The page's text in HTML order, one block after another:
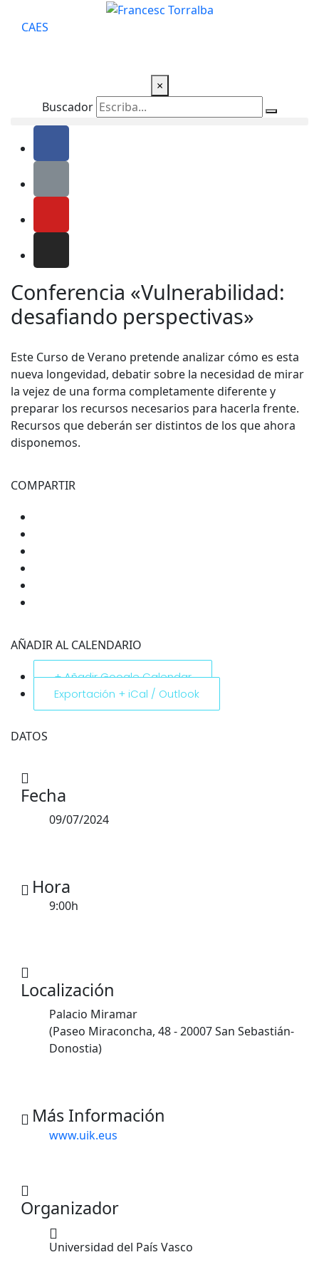
CAES
×
Buscador
Conferencia «Vulnerabilidad:
desafiando perspectivas»
Este Curso de Verano pretende analizar cómo es esta
nueva longevidad, debatir sobre la necesidad de mirar
la vejez de una forma completamente diferente y
preparar los recursos necesarios para hacerla frente.
Recursos que deberán ser distintos de los que ahora
disponemos.
COMPARTIR
AÑADIR AL CALENDARIO
+ Añadir Google Calendar
Exportación + iCal / Outlook
DATOS
Fecha
09/07/2024
Hora
9:00h
Localización
Palacio Miramar
(Paseo Miraconcha, 48 - 20007 San Sebastián-
Donostia)
Más Información
www.uik.eus
Organizador
Universidad del País Vasco